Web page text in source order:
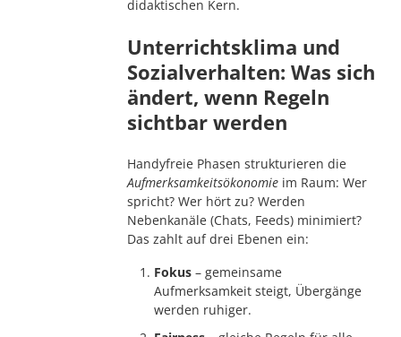
didaktischen Kern.
Unterrichtsklima und
Sozialverhalten: Was sich
ändert, wenn Regeln
sichtbar werden
Handyfreie Phasen strukturieren die
Aufmerksamkeitsökonomie im Raum: Wer
spricht? Wer hört zu? Werden
Nebenkanäle (Chats, Feeds) minimiert?
Das zahlt auf drei Ebenen ein:
Fokus – gemeinsame
Aufmerksamkeit steigt, Übergänge
werden ruhiger.